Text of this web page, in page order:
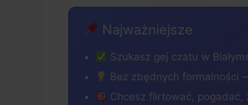
Najważniejsze
Szukasz gej czatu w
Bez zbędnych formalności
Chcesz flirtować,